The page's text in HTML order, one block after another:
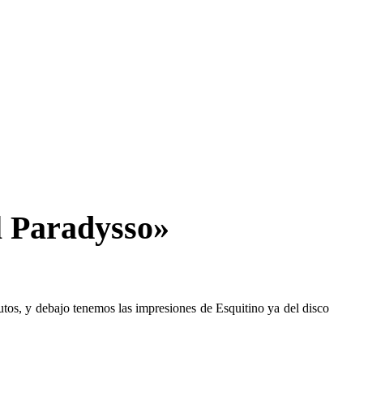
y debajo tenemos las impresiones de Esquitino ya del disco